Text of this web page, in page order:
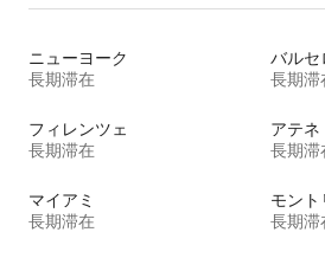
ニューヨーク
長期滞在
バルセ
長期滞
フィレンツェ
長期滞在
アテネ
長期滞
マイアミ
長期滞在
モン
長期滞